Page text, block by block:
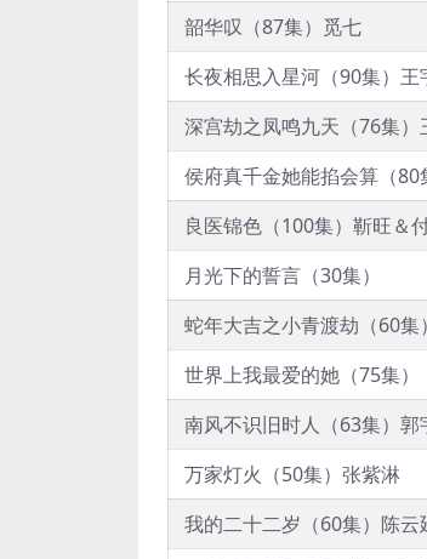
韶华叹（87集）觅七
长夜相思入星河（90集）王
深宫劫之凤鸣九天（76集
侯府真千金她能掐会算（80
良医锦色（100集）靳旺＆
月光下的誓言（30集）
蛇年大吉之小青渡劫（60集
世界上我最爱的她（75集）
南风不识旧时人（63集）
万家灯火（50集）张紫淋
我的二十二岁（60集）陈云